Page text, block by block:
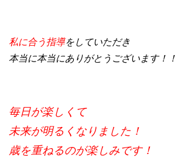
私に合う指導をしていただき
本当に本当にありがとうございます！！
毎日が楽しくて
未来が明るくなりました！
歳を重ねるのが楽しみです！